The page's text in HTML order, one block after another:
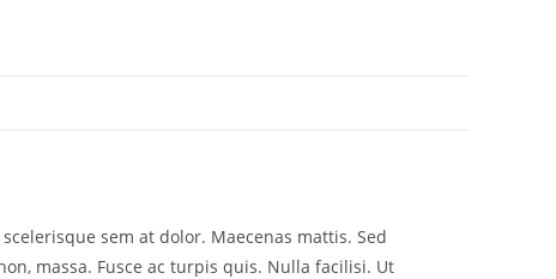
sem at dolor. Maecenas mattis. Sed
massa. Fusce ac turpis quis. Nulla facilisi. Ut